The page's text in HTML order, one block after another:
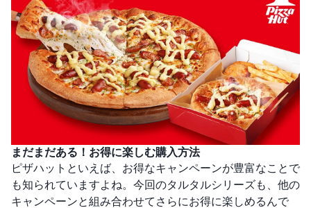
まだまだある！お得に楽しむ購入方法
ピザハットといえば、お得なキャンペーンが豊富なことで
も知られていますよね。今回のタルタルシリーズも、他の
キャンペーンと組み合わせてさらにお得に楽しめるんで